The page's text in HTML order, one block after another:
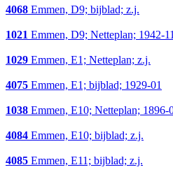
4068 Emmen, D9; bijblad; z.j.
1021 Emmen, D9; Netteplan; 1942-
1029 Emmen, E1; Netteplan; z.j.
4075 Emmen, E1; bijblad; 1929-01
1038 Emmen, E10; Netteplan; 1896-
4084 Emmen, E10; bijblad; z.j.
4085 Emmen, E11; bijblad; z.j.